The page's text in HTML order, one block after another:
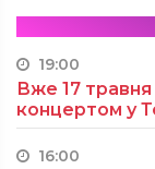
19:00
Вже 17
концертом у
16:00